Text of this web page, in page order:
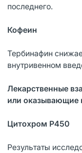
последнего.
Кофеин
Тербинафин
внутривенном
Лекарственные
или оказывающие
Цитохром Р450
Результаты